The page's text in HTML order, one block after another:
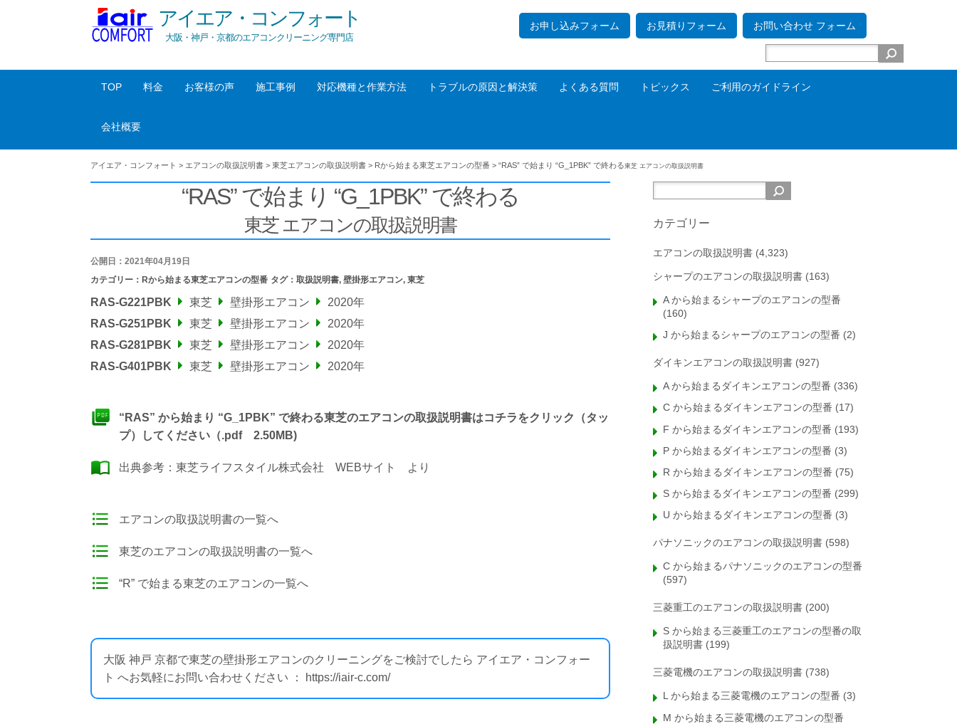
アイエア・コンフォート
大阪・神戸・京都のエアコンクリーニング専門店
お申し込みフォーム お見積りフォーム お問い合わせ フォーム
TOP 料金 お客様の声 施工事例 対応機種と作業方法 トラブルの原因と解決策 よくある質問 トピックス ご利用のガイドライン
会社概要
アイエア・コンフォート > エアコンの取扱説明書 > 東芝エアコンの取扱説明書 > Rから始まる東芝エアコンの型番 > “RAS” で始まり “G_1PBK” で終わる東芝 エアコンの取扱説明書
“RAS” で始まり “G_1PBK” で終わる
東芝 エアコンの取扱説明書
公開日：2021年04月19日
カテゴリー： Rから始まる東芝エアコンの型番 タグ： 取扱説明書, 壁掛形エアコン, 東芝
RAS-G221PBK 東芝 壁掛形エアコン
2020年
RAS-G251PBK
東芝 壁掛形エアコン
2020年
RAS-G281PBK
東芝 壁掛形エアコン
2020年
RAS-G401PBK
東芝 壁掛形エアコン 2020年
“RAS” から始まり “G_1PBK” で終わる東芝のエアコンの取扱説明書はコチラをクリック（タッ
プ）してください（.pdf 2.50MB)
出典参考： 東芝ライフスタイル株式会社 WEBサイト より
エアコンの取扱説明書の一覧へ
東芝のエアコンの取扱説明書の一覧へ
“R” で始まる東芝のエアコンの一覧へ
大阪 神戸 京都で東芝の壁掛形エアコンのクリーニングをご検討でしたら アイエア・コンフォー
ト へお気軽にお問い合わせください ： https://iair-c.com/
カテゴリー
エアコンの取扱説明書 (4,323)
シャープのエアコンの取扱説明書 (163)
A から始まるシャープのエアコンの型番
(160)
J から始まるシャープのエアコンの型番 (2)
ダイキンエアコンの取扱説明書 (927)
A から始まるダイキンエアコンの型番 (336)
C から始まるダイキンエアコンの型番 (17)
F から始まるダイキンエアコンの型番 (193)
P から始まるダイキンエアコンの型番 (3)
R から始まるダイキンエアコンの型番 (75)
S から始まるダイキンエアコンの型番 (299)
U から始まるダイキンエアコンの型番 (3)
パナソニックのエアコンの取扱説明書 (598)
C から始まるパナソニックのエアコンの型番
(597)
三菱重工のエアコンの取扱説明書 (200)
S から始まる三菱重工のエアコンの型番の取
扱説明書 (199)
三菱電機のエアコンの取扱説明書 (738)
L から始まる三菱電機のエアコンの型番 (3)
M から始まる三菱電機のエアコンの型番